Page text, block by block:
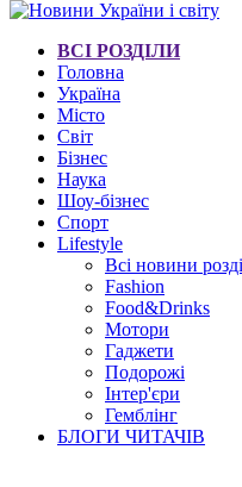
ВСІ РОЗДІЛИ
Головна
Україна
Місто
Світ
Бізнес
Наука
Шоу-бізнес
Спорт
Lifestyle
Всі новини
Fashion
Food&Drinks
Мотори
Гаджети
Подорожі
Інтер'єри
Гемблінг
БЛОГИ ЧИТАЧІВ